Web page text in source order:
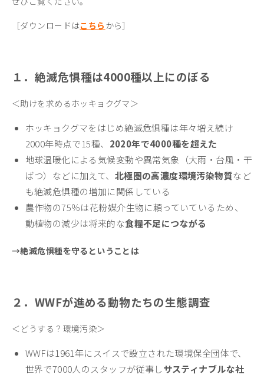
［ダウンロードはこちら から］
１．絶滅危惧種は4000種以上にのぼる
＜助けを求めるホッキョクグマ＞
ホッキョクグマをはじめ絶滅危惧種は年々増え続け
2000年時点で15種、 2020年で4000種を超えた
地球温暖化による気候変動や異常気象（大雨・台風・干
ばつ）などに加えて、 北極圏の高濃度環境汚染物質など
も絶滅危惧種の増加に関係している
農作物の75％は花粉媒介生物に頼っていているため、
動植物の減少は将来的な食糧不足につながる
→絶滅危惧種を守るということは
２．WWFが進める動物たちの生態調査
＜どうする？環境汚染＞
WWFは1961年にスイスで設立された環境保全団体で、
世界で7000人のスタッフが従事しサスティナブルな社